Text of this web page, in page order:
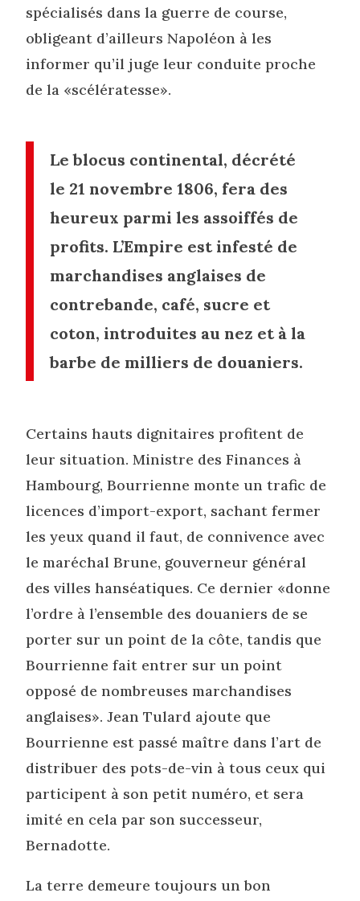
spécialisés dans la guerre de course,
obligeant d’ailleurs Napoléon à les
informer qu’il juge leur conduite proche
de la «scélératesse».
Le blocus continental, décrété
le 21 novembre 1806, fera des
heureux parmi les assoiffés de
profits. L’Empire est infesté de
marchandises anglaises de
contrebande, café, sucre et
coton, introduites au nez et à la
barbe de milliers de douaniers.
Certains hauts dignitaires profitent de
leur situation. Ministre des Finances à
Hambourg, Bourrienne monte un trafic de
licences d’import-export, sachant fermer
les yeux quand il faut, de connivence avec
le maréchal Brune, gouverneur général
des villes hanséatiques. Ce dernier «donne
l’ordre à l’ensemble des douaniers de se
porter sur un point de la côte, tandis que
Bourrienne fait entrer sur un point
opposé de nombreuses marchandises
anglaises». Jean Tulard ajoute que
Bourrienne est passé maître dans l’art de
distribuer des pots-de-vin à tous ceux qui
participent à son petit numéro, et sera
imité en cela par son successeur,
Bernadotte.
La terre demeure toujours un bon